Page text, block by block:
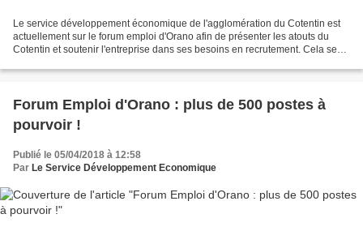
Le service développement économique de l'agglomération du Cotentin est
actuellement sur le forum emploi d'Orano afin de présenter les atouts du
Cotentin et soutenir l'entreprise dans ses besoins en recrutement. Cela se
Forum Emploi d'Orano : plus de 500 postes à
pourvoir !
Publié le 05/04/2018 à 12:58
Par Le Service Développement Economique